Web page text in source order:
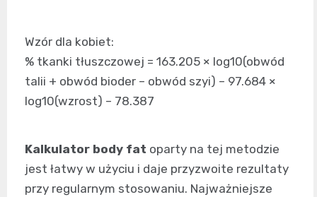
Wzór dla kobiet:
% tkanki tłuszczowej = 163.205 × log10(obwód
talii + obwód bioder – obwód szyi) – 97.684 ×
log10(wzrost) – 78.387
Kalkulator body fat oparty na tej metodzie
jest łatwy w użyciu i daje przyzwoite rezultaty
przy regularnym stosowaniu. Najważniejsze